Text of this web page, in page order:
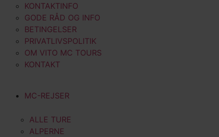
KONTAKTINFO
GODE RÅD OG INFO
BETINGELSER
PRIVATLIVSPOLITIK
OM VITO MC TOURS
KONTAKT
MC-REJSER
ALLE TURE
ALPERNE